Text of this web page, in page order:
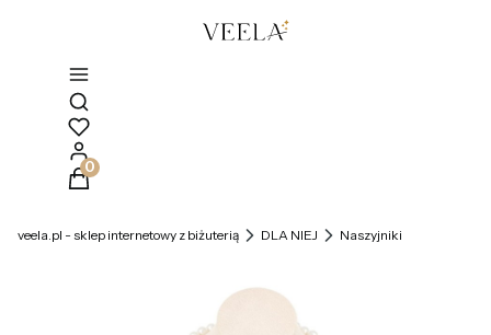
Otwórz wyszukiwarkę
Produkty w koszyku: 0. Zobacz szczegóły
veela.pl - sklep internetowy z biżuterią DLA NIEJ Naszyjniki